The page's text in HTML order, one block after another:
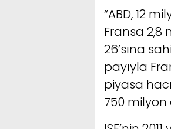
“ABD, 12
Fransa 2,8
26’sına
payıyla
piyasa
750 milyon